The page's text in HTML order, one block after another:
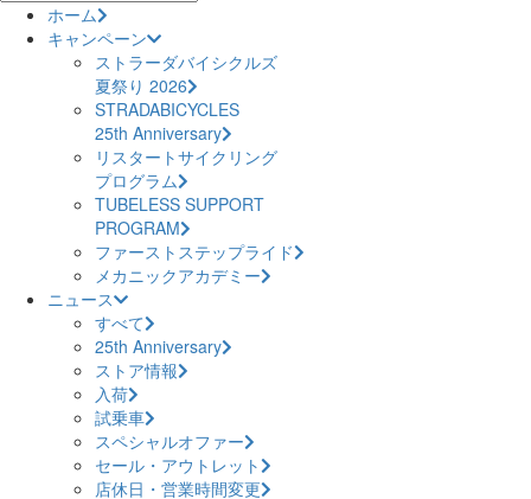
ホーム
キャンペーン
ストラーダバイシクルズ
夏祭り 2026
STRADABICYCLES
25th Anniversary
リスタートサイクリング
プログラム
TUBELESS SUPPORT
PROGRAM
ファーストステップライド
メカニックアカデミー
ニュース
すべて
25th Anniversary
ストア情報
入荷
試乗車
スペシャルオファー
セール・アウトレット
店休日・営業時間変更